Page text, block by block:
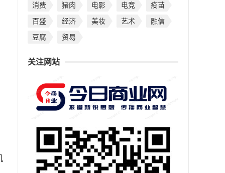
消费
猪肉 电影 电竞
疫苗
百盛
经济 美妆 艺术
融信
豆腐
贸易
关注网站